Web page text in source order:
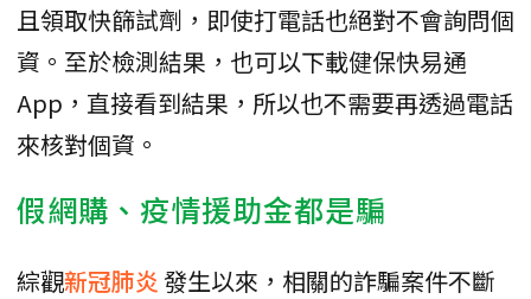
且領取快篩試劑，即使打電話也絕對不會詢問個
資。至於檢測結果，也可以下載健保快易通
App，直接看到結果，所以也不需要再透過電話
來核對個資。
假網購、疫情援助金都是騙
綜觀新冠肺炎 發生以來，相關的詐騙案件不斷